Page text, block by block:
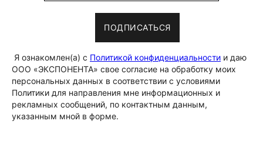
ПОДПИСАТЬСЯ
Я ознакомлен(а) с Политикой конфиденциальности и даю
ООО «ЭКСПОНЕНТА» свое согласие на обработку моих
персональных данных в соответствии с условиями
Политики для направления мне информационных и
рекламных сообщений, по контактным данным,
указанным мной в форме.